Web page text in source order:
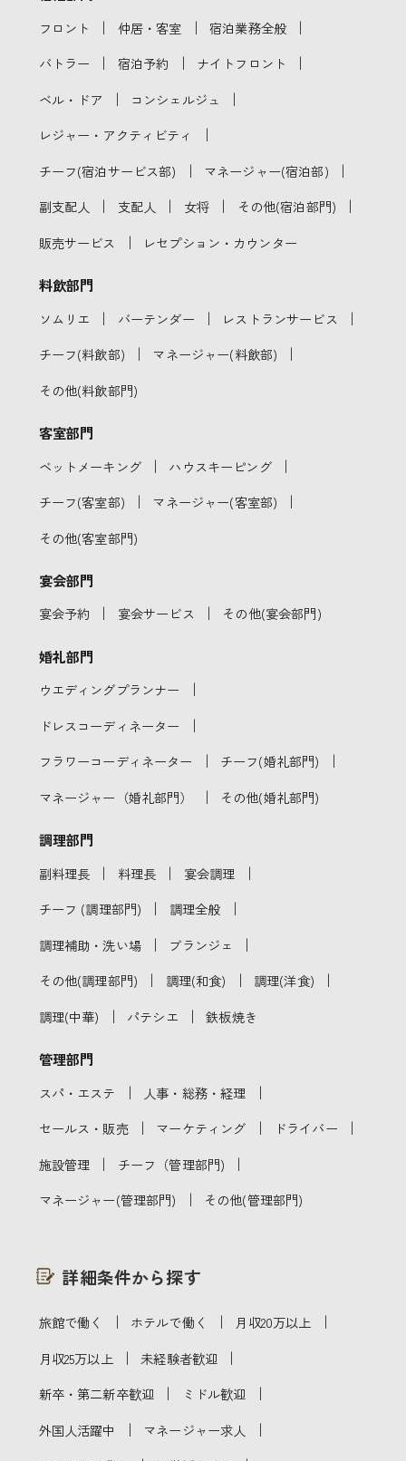
フロント ｜ 仲居・客室 ｜ 宿泊業務全般 ｜
バトラー ｜ 宿泊予約 ｜ ナイトフロント ｜
ベル・ドア ｜ コンシェルジュ ｜
レジャー・アクティビティ ｜
チーフ(宿泊サービス部) ｜ マネージャー(宿泊部) ｜
副支配人 ｜ 支配人 ｜ 女将 ｜ その他(宿泊部門) ｜
販売サービス ｜ レセプション・カウンター
料飲部門
ソムリエ ｜ バーテンダー ｜ レストランサービス ｜
チーフ(料飲部) ｜ マネージャー(料飲部) ｜
その他(料飲部門)
客室部門
ベットメーキング ｜ ハウスキーピング ｜
チーフ(客室部) ｜ マネージャー(客室部) ｜
その他(客室部門)
宴会部門
宴会予約 ｜ 宴会サービス ｜ その他(宴会部門)
婚礼部門
ウエディングプランナー ｜
ドレスコーディネーター ｜
フラワーコーディネーター ｜ チーフ(婚礼部門) ｜
マネージャー（婚礼部門） ｜ その他(婚礼部門)
調理部門
副料理長 ｜ 料理長 ｜ 宴会調理 ｜
チーフ (調理部門) ｜ 調理全般 ｜
調理補助・洗い場 ｜ ブランジェ ｜
その他(調理部門) ｜ 調理(和食) ｜ 調理(洋食) ｜
調理(中華) ｜ パテシエ ｜ 鉄板焼き
管理部門
スパ・エステ ｜ 人事・総務・経理 ｜
セールス・販売 ｜ マーケティング ｜ ドライバー ｜
施設管理 ｜ チーフ（管理部門) ｜
マネージャー(管理部門) ｜ その他(管理部門)
詳細条件から探す
旅館で働く ｜ ホテルで働く ｜ 月収20万以上 ｜
月収25万以上 ｜ 未経験者歓迎 ｜
新卒・第二新卒歓迎 ｜ ミドル歓迎 ｜
外国人活躍中 ｜ マネージャー求人 ｜